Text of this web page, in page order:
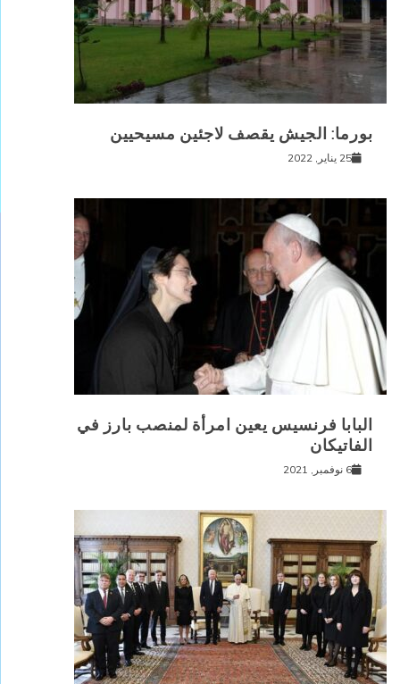
بورما: الجيش يقصف لاجئين مسيحيين
25 يناير, 2022
البابا فرنسيس يعين امرأة لمنصب بارز في
الفاتيكان
6 نوفمبر, 2021